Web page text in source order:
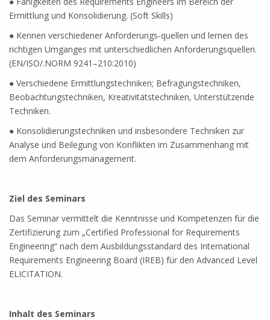
Ermittlung und Konsolidierung. (Soft Skills)
● Kennen verschiedener Anforderungs-quellen und lernen des
richtigen Umganges mit unterschiedlichen Anforderungsquellen.
(EN/ISO/.NORM 9241–210:2010)
● Verschiedene Ermittlungstechniken; Befragungstechniken,
Beobachtungstechniken, Kreativitätstechniken, Unterstützende
Techniken.
● Konsolidierungstechniken und insbesondere Techniken zur
Analyse und Beilegung von Konflikten im Zusammenhang mit
dem Anforderungsmanagement.
Ziel des Seminars
Das Seminar vermittelt die Kenntnisse und Kompetenzen für die
Zertifizierung zum „Certified Professional for Requirements
Engineering“ nach dem Ausbildungsstandard des International
Requirements Engineering Board (IREB) für den Advanced Level
ELICITATION.
Inhalt des Seminars